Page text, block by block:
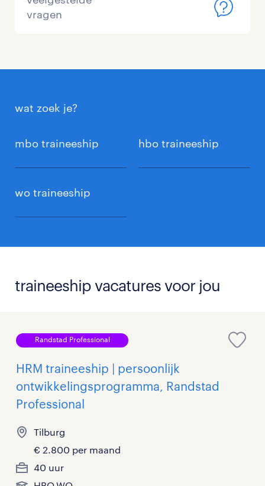
vragen
wat zoek je?
mbo traineeship hbo traineeship
wo traineeship
traineeship vacatures voor jou
Randstad Professional
HRM traineeship | persoonlijk
ontwikkelingsprogramma, Randstad
Professional
Tilburg
€ 2.800 per maand
40 uur